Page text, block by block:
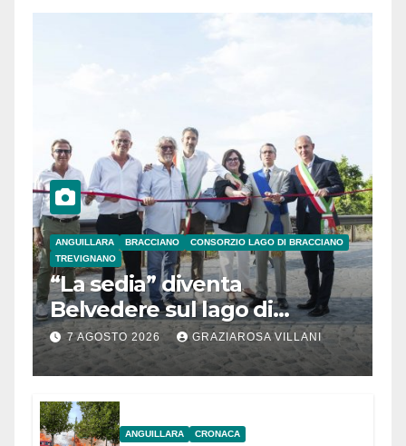
ANGUILLARA BRACCIANO
CONSORZIO LAGO DI BRACCIANO
TREVIGNANO
“La sedia” diventa
Belvedere sul lago di
Bracciano: ieri
l’inaugurazione
7 AGOSTO 2026 GRAZIAROSA VILLANI
ANGUILLARA CRONACA